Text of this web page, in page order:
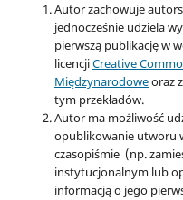
Autor zachowuje
jednocześnie udziela
pierwszą publikację w
licencjiCreative
Międzynarodoweoraz
tym przekładów.
Autor ma możliwość
opublikowanie utworu
czasopiśmie (np.
instytucjonalnym lub
informacją o jego